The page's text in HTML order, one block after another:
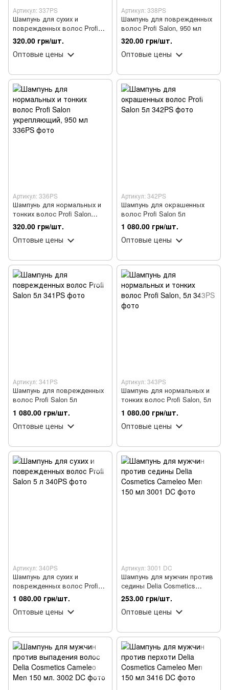
Артикул: 337PS
Шампунь для сухих и
поврежденных волос Profi
Salon, 950 мл
320.00 грн/шт.
Оптовые цены
Артикул: 338PS
Шампунь для поврежденных
волос Profi Salon, 950 мл
320.00 грн/шт.
Оптовые цены
Артикул: 336PS
Шампунь для нормальных и
тонких волос Profi Salon
укрепляющий, 950 мл
320.00 грн/шт.
Оптовые цены
Артикул: 342PS
Шампунь для окрашенных
волос Profi Salon 5л
1 080.00 грн/шт.
Оптовые цены
Артикул: 341PS
Шампунь для поврежденных
волос Profi Salon 5л
1 080.00 грн/шт.
Оптовые цены
Артикул: 343PS
Шампунь для нормальных и
тонких волос Profi Salon, 5л
1 080.00 грн/шт.
Оптовые цены
Артикул: 340PS
Шампунь для сухих и
поврежденных волос Profi
Salon 5 л
1 080.00 грн/шт.
Оптовые цены
Артикул: 3001 DC
Шампунь для мужчин против
седины Delia Cosmetics
Cameleo Men 150 мл
253.00 грн/шт.
Оптовые цены